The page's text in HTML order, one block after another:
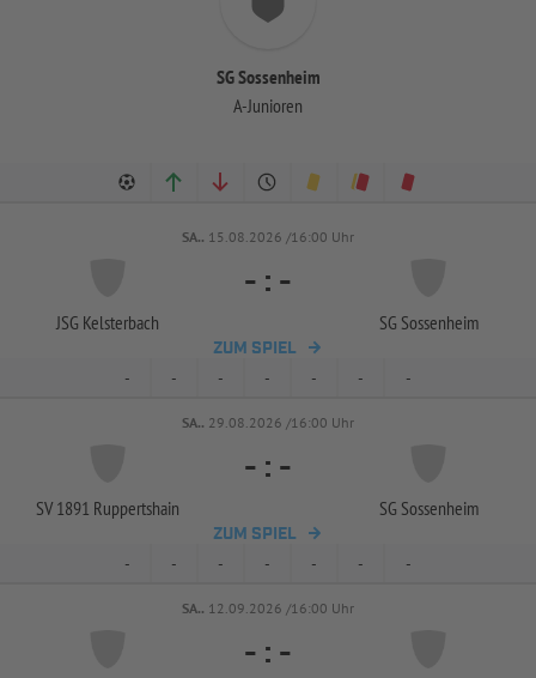
SG Sossenheim
A-Junioren
SA.. 15.08.2026 /16:00 Uhr
JSG Kelsterbach
- : -
SG Sossenheim
ZUM SPIEL
- - - - - - -
SA.. 29.08.2026 /16:00 Uhr
SV 1891 Ruppertshain
- : -
SG Sossenheim
ZUM SPIEL
- - - - - - -
SA.. 12.09.2026 /16:00 Uhr
- : -